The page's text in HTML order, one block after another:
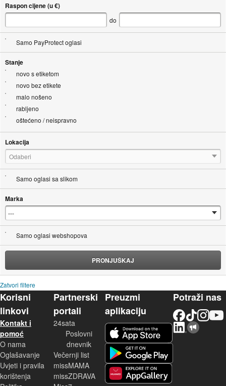
Raspon cijene (u €)
do
Samo PayProtect oglasi
Stanje
novo s etiketom
novo bez etikete
malo nošeno
rabljeno
oštećeno / neispravno
Lokacija
Odaberi
Samo oglasi sa slikom
Marka
Samo oglasi webshopova
PRONJUŠKAJ
Zatvori filtere
Korisni
linkovi
Kontakt i
pomoć
O nama
Oglašavanje
Uvjeti i pravila
korištenja
Partnerski
portali
24sata
Poslovni
dnevnik
Večernji list
missMAMA
missZDRAVA
Preuzmi
aplikaciju
Potraži nas